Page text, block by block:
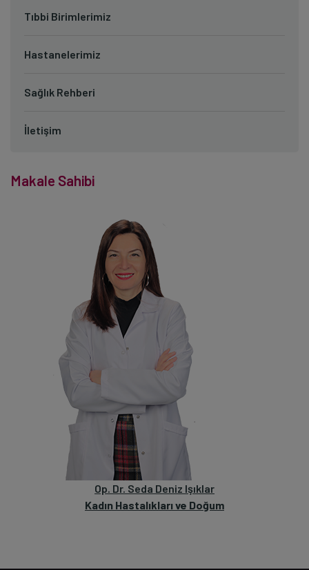
Tıbbi Birimlerimiz
Hastanelerimiz
Sağlık Rehberi
İletişim
Makale Sahibi
Op. Dr. Seda Deniz Işıklar
Kadın Hastalıkları ve Doğum